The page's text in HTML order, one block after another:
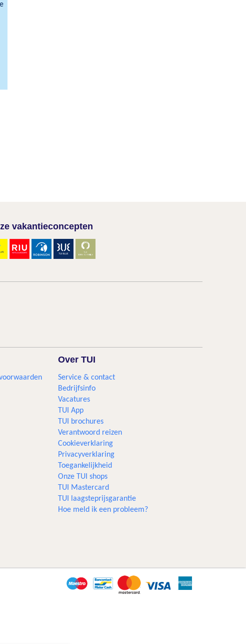
vakantieconcepten
Over TUI
Service & contact
Bedrijfsinfo
Vacatures
TUI App
TUI brochures
Verantwoord reizen
Cookieverklaring
Privacyverklaring
Toegankelijkheid
Onze TUI shops
TUI Mastercard
TUI laagsteprijsgarantie
Hoe meld ik een probleem?